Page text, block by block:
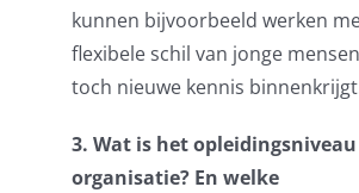
kunnen bijvoorbeeld werken
flexibele schil van jonge
toch nieuwe kennis
3. Wat is het
organisatie? En welke